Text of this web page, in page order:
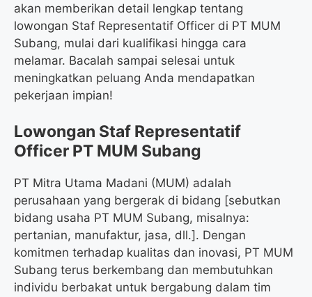
akan memberikan detail lengkap tentang
lowongan Staf Representatif Officer di PT MUM
Subang, mulai dari kualifikasi hingga cara
melamar. Bacalah sampai selesai untuk
meningkatkan peluang Anda mendapatkan
pekerjaan impian!
Lowongan Staf Representatif
Officer PT MUM Subang
PT Mitra Utama Madani (MUM) adalah
perusahaan yang bergerak di bidang [sebutkan
bidang usaha PT MUM Subang, misalnya:
pertanian, manufaktur, jasa, dll.]. Dengan
komitmen terhadap kualitas dan inovasi, PT MUM
Subang terus berkembang dan membutuhkan
individu berbakat untuk bergabung dalam tim